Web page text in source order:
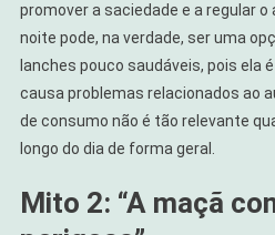
promover a saciedade e a regular
noite pode, na verdade, ser uma
lanches pouco saudáveis, pois ela
causa problemas relacionados ao
de consumo não é tão relevante
longo do dia de forma geral.
Mito 2: “A maçã